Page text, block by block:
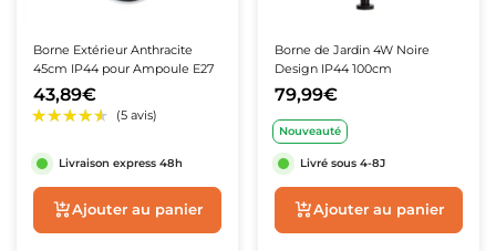
Borne Extérieur Anthracite
45cm IP44 pour Ampoule E27
43,89€
Livraison express 48h
Ajouter au panier
Borne de Jardin 4W Noire
Design IP44 100cm
79,99€
Nouveauté
Livré sous 4-8J
Ajouter au